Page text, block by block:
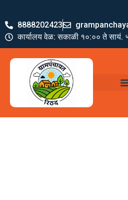
8888202423
कार्यालय वेळ: सकाळी १०:०० ते सायं.